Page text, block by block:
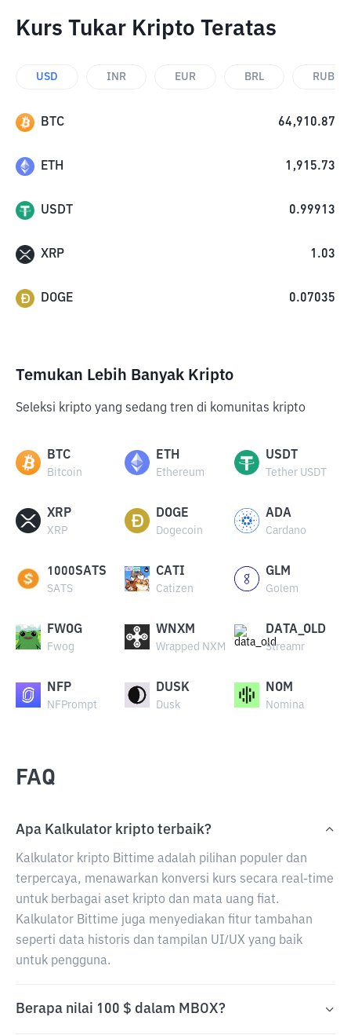
Kurs Tukar Kripto Teratas
USD INR EUR BRL RUB
BTC 64,910.87
ETH 1,915.73
USDT 0.99913
XRP 1.03
DOGE 0.07035
Temukan Lebih Banyak Kripto
Seleksi kripto yang sedang tren di komunitas kripto
BTC
Bitcoin
ETH
Ethereum
USDT
Tether USDT
XRP
XRP
DOGE
Dogecoin
ADA
Cardano
1000SATS
SATS
CATI
Catizen
GLM
Golem
FWOG
Fwog
WNXM
Wrapped NXM
DATA_OLD
Streamr
NFP
NFPrompt
DUSK
Dusk
NOM
Nomina
FAQ
Apa Kalkulator kripto terbaik?
Kalkulator kripto Bittime adalah pilihan populer dan
terpercaya, menawarkan konversi kurs secara real-time
untuk berbagai aset kripto dan mata uang fiat.
Kalkulator Bittime juga menyediakan fitur tambahan
seperti data historis dan tampilan UI/UX yang baik
untuk pengguna.
Berapa nilai 100 $ dalam MBOX?